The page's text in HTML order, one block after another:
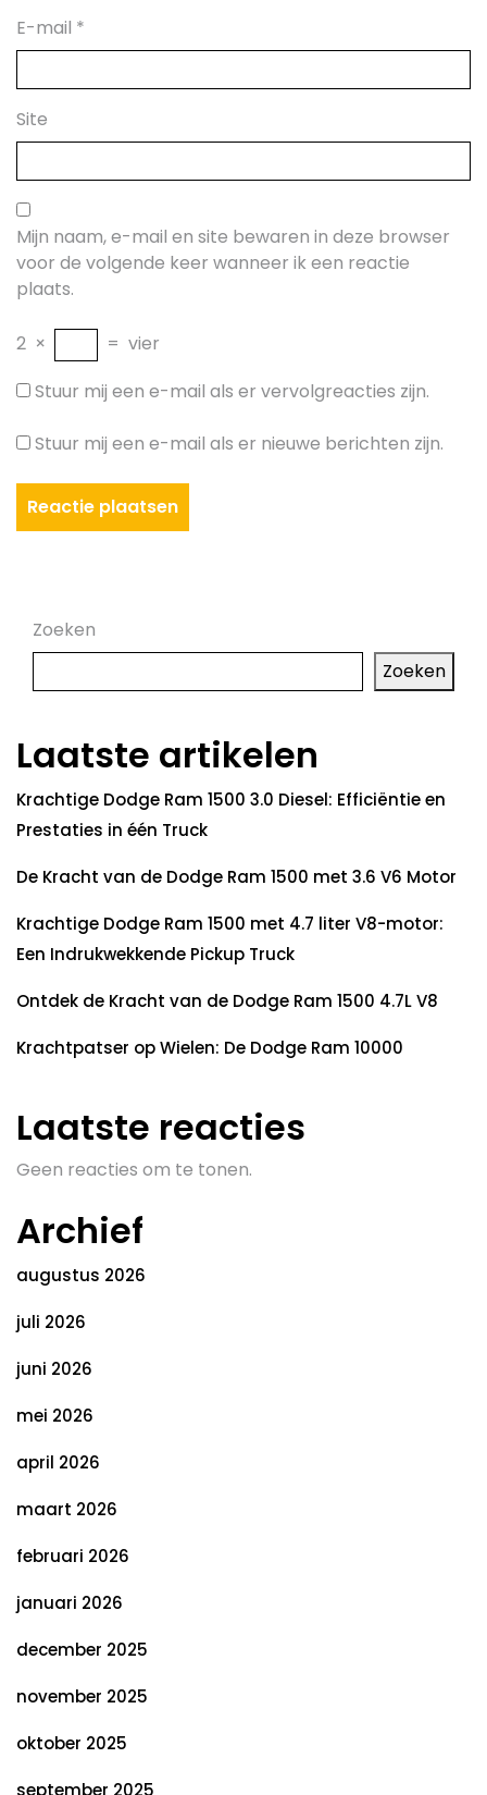
E-mail *
Site
Mijn naam, e-mail en site bewaren in deze browser
voor de volgende keer wanneer ik een reactie
plaats.
2 × = vier
Stuur mij een e-mail als er vervolgreacties zijn.
Stuur mij een e-mail als er nieuwe berichten zijn.
Zoeken
Zoeken
Laatste artikelen
Krachtige Dodge Ram 1500 3.0 Diesel: Efficiëntie en
Prestaties in één Truck
De Kracht van de Dodge Ram 1500 met 3.6 V6 Motor
Krachtige Dodge Ram 1500 met 4.7 liter V8-motor:
Een Indrukwekkende Pickup Truck
Ontdek de Kracht van de Dodge Ram 1500 4.7L V8
Krachtpatser op Wielen: De Dodge Ram 10000
Laatste reacties
Geen reacties om te tonen.
Archief
augustus 2026
juli 2026
juni 2026
mei 2026
april 2026
maart 2026
februari 2026
januari 2026
december 2025
november 2025
oktober 2025
september 2025